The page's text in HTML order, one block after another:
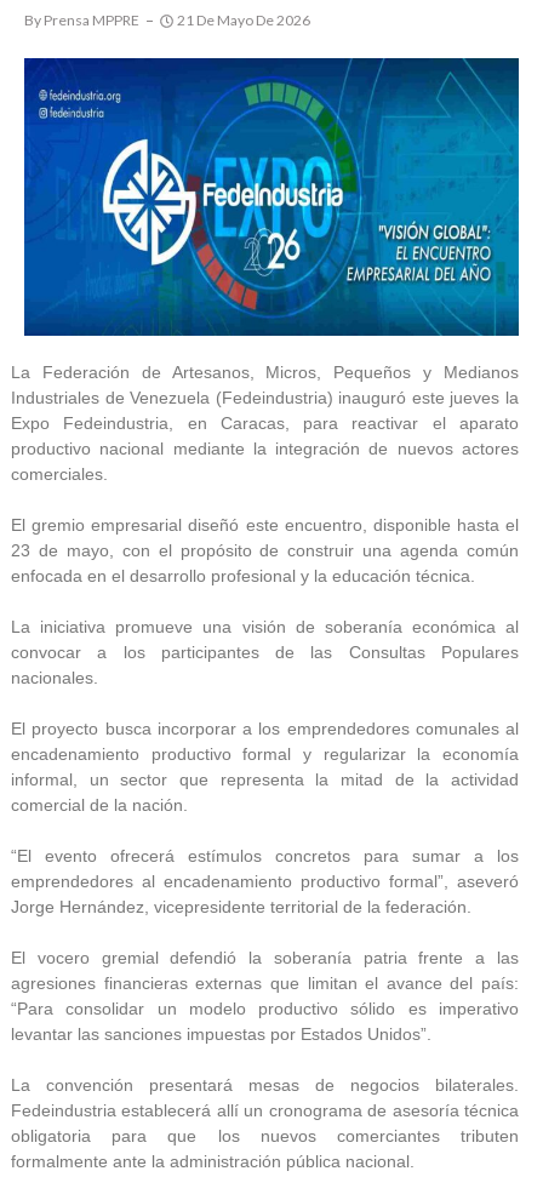
By Prensa MPPRE 21 De Mayo De 2026
La Federación de Artesanos, Micros, Pequeños y Medianos
Industriales de Venezuela (Fedeindustria) inauguró este jueves la
Expo Fedeindustria, en Caracas, para reactivar el aparato
productivo nacional mediante la integración de nuevos actores
comerciales.
El gremio empresarial diseñó este encuentro, disponible hasta el
23 de mayo, con el propósito de construir una agenda común
enfocada en el desarrollo profesional y la educación técnica.
La iniciativa promueve una visión de soberanía económica al
convocar a los participantes de las Consultas Populares
nacionales.
El proyecto busca incorporar a los emprendedores comunales al
encadenamiento productivo formal y regularizar la economía
informal, un sector que representa la mitad de la actividad
comercial de la nación.
“El evento ofrecerá estímulos concretos para sumar a los
emprendedores al encadenamiento productivo formal”, aseveró
Jorge Hernández, vicepresidente territorial de la federación.
El vocero gremial defendió la soberanía patria frente a las
agresiones financieras externas que limitan el avance del país:
“Para consolidar un modelo productivo sólido es imperativo
levantar las sanciones impuestas por Estados Unidos”.
La convención presentará mesas de negocios bilaterales.
Fedeindustria establecerá allí un cronograma de asesoría técnica
obligatoria para que los nuevos comerciantes tributen
formalmente ante la administración pública nacional.